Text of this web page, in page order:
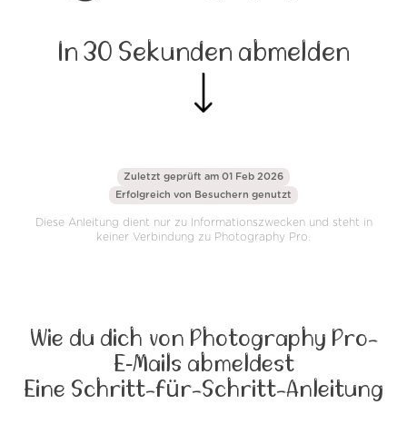
In 30 Sekunden abmelden
Zuletzt geprüft am 01 Feb 2026
Erfolgreich von Besuchern genutzt
Diese Anleitung dient nur zu Informationszwecken und steht in
keiner Verbindung zu Photography Pro.
Wie du dich von Photography Pro-
E‑Mails abmeldest
Eine Schritt-für-Schritt-Anleitung